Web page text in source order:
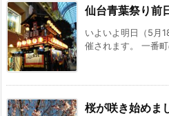
仙台青葉祭り前
いよいよ明日（5月
催されます。 一番
桜が咲き始めま